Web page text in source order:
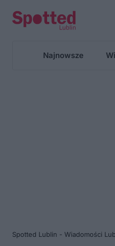
Najnowsze
Spotted Lublin - Wiadomości